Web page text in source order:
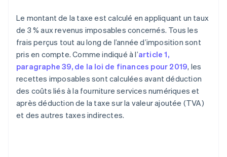
Le montant de la taxe est calculé en appliquant un taux
de 3 % aux revenus imposables concernés. Tous les
frais perçus tout au long de l’année d’imposition sont
pris en compte. Comme indiqué à l’article 1,
paragraphe 39, de la loi de finances pour 2019, les
recettes imposables sont calculées avant déduction
des coûts liés à la fourniture services numériques et
après déduction de la taxe sur la valeur ajoutée (TVA)
et des autres taxes indirectes.